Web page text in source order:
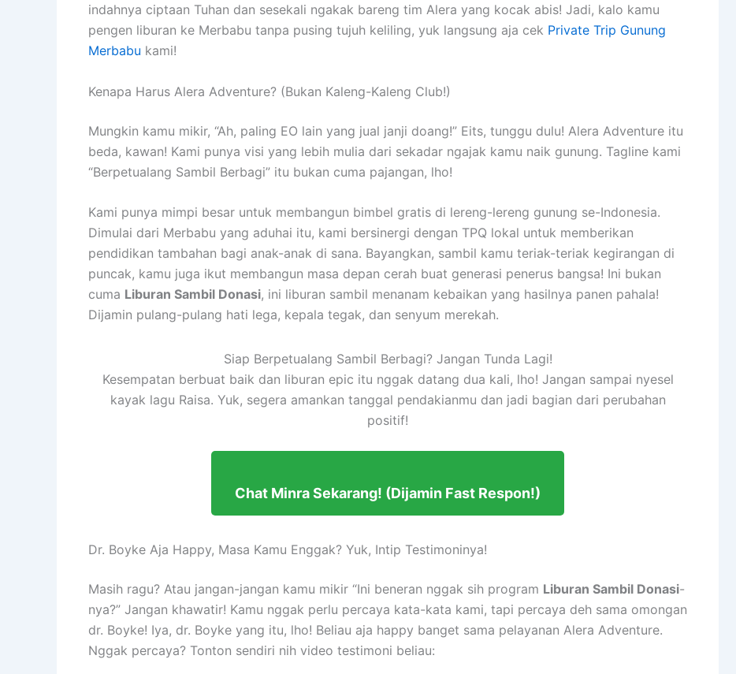
indahnya ciptaan Tuhan dan sesekali ngakak bareng tim Alera yang kocak abis! Jadi, kalo kamu
pengen liburan ke Merbabu tanpa pusing tujuh keliling, yuk langsung aja cek Private Trip Gunung
Merbabu kami!
Kenapa Harus Alera Adventure? (Bukan Kaleng-Kaleng Club!)
Mungkin kamu mikir, “Ah, paling EO lain yang jual janji doang!” Eits, tunggu dulu! Alera Adventure itu
beda, kawan! Kami punya visi yang lebih mulia dari sekadar ngajak kamu naik gunung. Tagline kami
“Berpetualang Sambil Berbagi” itu bukan cuma pajangan, lho!
Kami punya mimpi besar untuk membangun bimbel gratis di lereng-lereng gunung se-Indonesia.
Dimulai dari Merbabu yang aduhai itu, kami bersinergi dengan TPQ lokal untuk memberikan
pendidikan tambahan bagi anak-anak di sana. Bayangkan, sambil kamu teriak-teriak kegirangan di
puncak, kamu juga ikut membangun masa depan cerah buat generasi penerus bangsa! Ini bukan
cuma Liburan Sambil Donasi, ini liburan sambil menanam kebaikan yang hasilnya panen pahala!
Dijamin pulang-pulang hati lega, kepala tegak, dan senyum merekah.
Siap Berpetualang Sambil Berbagi? Jangan Tunda Lagi!
Kesempatan berbuat baik dan liburan epic itu nggak datang dua kali, lho! Jangan sampai nyesel
kayak lagu Raisa. Yuk, segera amankan tanggal pendakianmu dan jadi bagian dari perubahan
positif!
Chat Minra Sekarang! (Dijamin Fast Respon!)
Dr. Boyke Aja Happy, Masa Kamu Enggak? Yuk, Intip Testimoninya!
Masih ragu? Atau jangan-jangan kamu mikir “Ini beneran nggak sih program Liburan Sambil Donasi-
nya?” Jangan khawatir! Kamu nggak perlu percaya kata-kata kami, tapi percaya deh sama omongan
dr. Boyke! Iya, dr. Boyke yang itu, lho! Beliau aja happy banget sama pelayanan Alera Adventure.
Nggak percaya? Tonton sendiri nih video testimoni beliau: